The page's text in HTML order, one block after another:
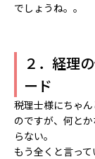
でしょうね。。
２．経理
ード
税理士様にちゃ
のですが、何と
らない。
もう全くと言っ